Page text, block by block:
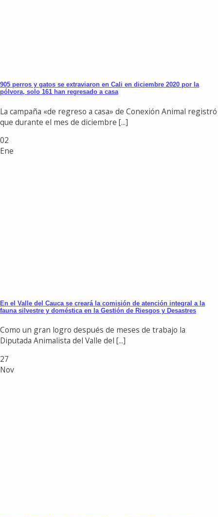
905 perros y gatos se extraviaron en Cali en diciembre 2020 por la
pólvora, solo 161 han regresado a casa
La campaña «de regreso a casa» de Conexión Animal registró
que durante el mes de diciembre [...]
02
Ene
En el Valle del Cauca se creará la comisión de atención integral a la
fauna silvestre y doméstica en la Gestión de Riesgos y Desastres
Como un gran logro después de meses de trabajo la
Diputada Animalista del Valle del [...]
27
Nov